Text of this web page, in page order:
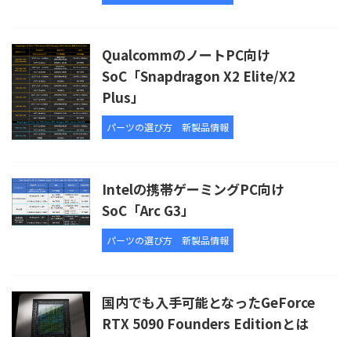
QualcommのノートPC向け
SoC「Snapdragon X2 Elite/X2
Plus」
パーツの選び方 新製品情報
Intelの携帯ゲーミングPC向け
SoC「Arc G3」
パーツの選び方 新製品情報
国内でも入手可能となったGeForce
RTX 5090 Founders Editionとは